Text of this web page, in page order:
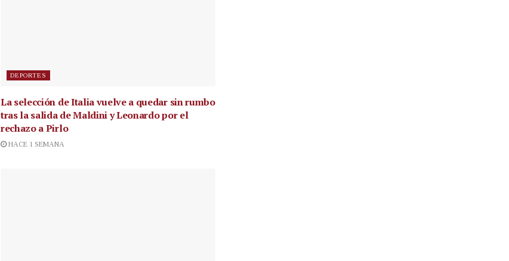
DEPORTES
La selección de Italia vuelve a quedar sin rumbo
tras la salida de Maldini y Leonardo por el
rechazo a Pirlo
HACE 1 SEMANA